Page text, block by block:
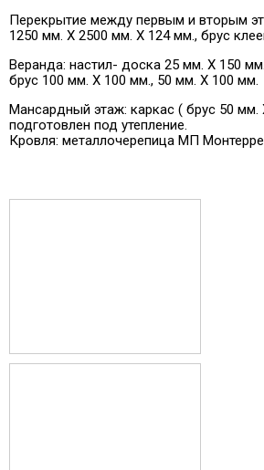
Перекрытие между первым и вторым
1250 мм. Х 2500 мм. Х 124 мм., брус
Веранда: настил- доска 25 мм. Х 150
брус 100 мм. Х 100 мм., 50 мм. Х 100 мм.
Мансардный этаж: каркас ( брус 50 мм.
подготовлен под утепление.
Кровля: металлочерепица МП